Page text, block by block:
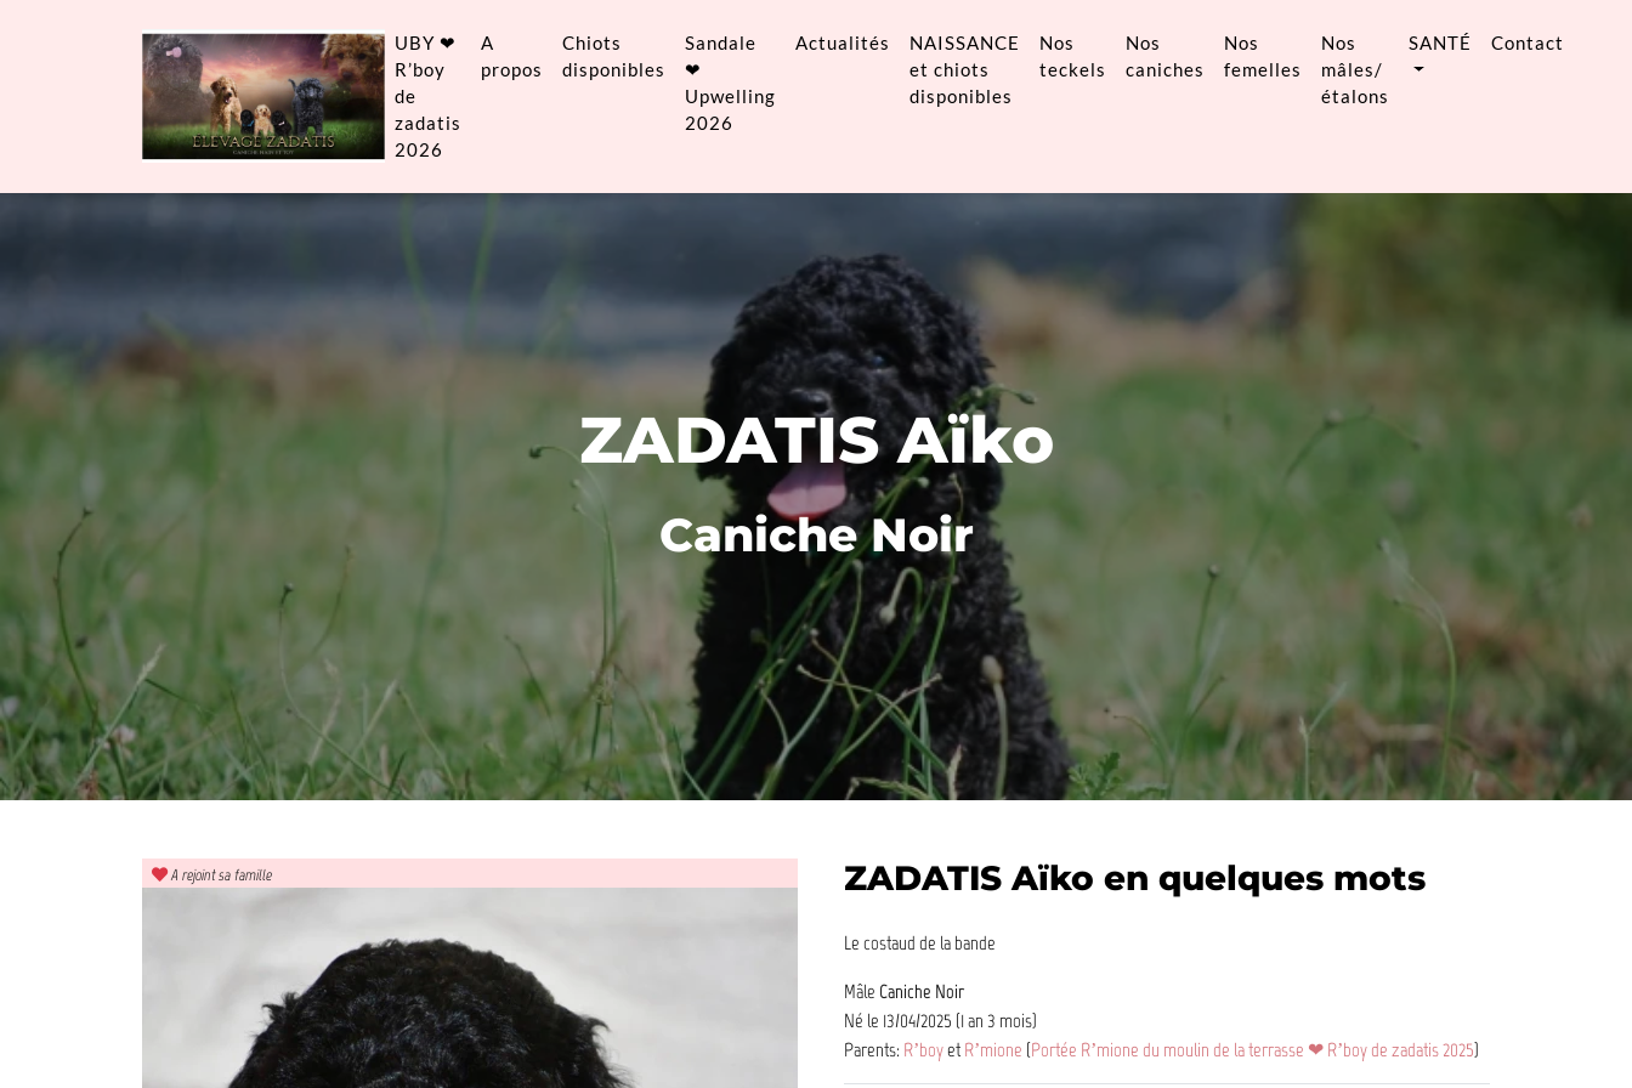
UBY ❤
R’boy
de
zadatis
2026
A
propos
Chiots
disponibles
Sandale
❤
Upwelling
2026
Actualités
NAISSANCE
et chiots
disponibles
Nos
teckels
Nos
caniches
Nos
femelles
Nos
mâles/
étalons
SANTÉ Contact
ZADATIS Aïko
Caniche Noir
A rejoint sa famille ZADATIS Aïko en quelques mots
Le costaud de la bande
Mâle Caniche Noir
Né le 13/04/2025 (1 an 3 mois)
Parents: R’boyet R’mione (Portée R’mione du moulin de la terrasse ❤ R’boy de zadatis 2025)